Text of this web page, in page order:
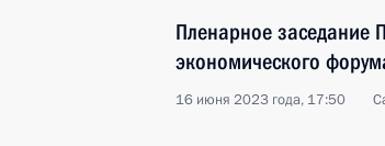
Пленарное заседание
экономического
16 июня 2023 года, 17:50